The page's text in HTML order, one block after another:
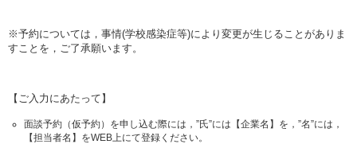
※予約については，事情(学校感染症等)により変更が生じることがありま
すことを，ご了承願います。
【ご入力にあたって】
面談予約（仮予約）を申し込む際には，”氏”には【企業名】を，”名”には，
【担当者名】をWEB上にて登録ください。